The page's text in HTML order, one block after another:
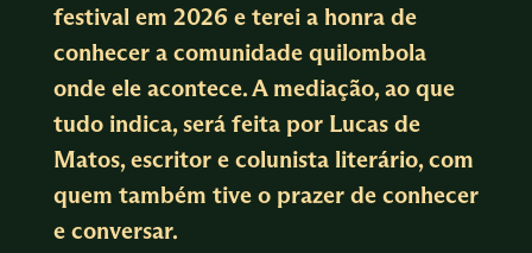
festival em 2026 e terei a honra de
conhecer a comunidade quilombola
onde ele acontece. A mediação, ao que
tudo indica, será feita por Lucas de
Matos, escritor e colunista literário, com
quem também tive o prazer de conhecer
e conversar.